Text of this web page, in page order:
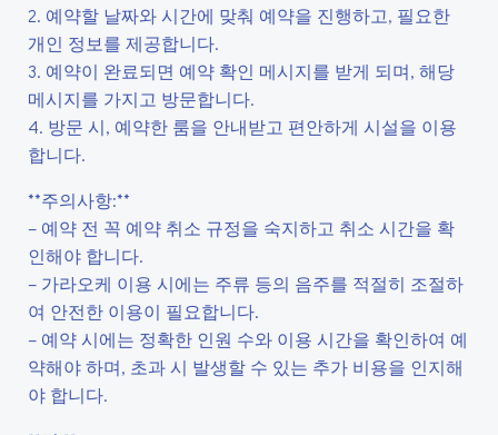
2. 예약할 날짜와 시간에 맞춰 예약을 진행하고, 필요한
개인 정보를 제공합니다.
3. 예약이 완료되면 예약 확인 메시지를 받게 되며, 해당
메시지를 가지고 방문합니다.
4. 방문 시, 예약한 룸을 안내받고 편안하게 시설을 이용
합니다.
**주의사항:**
– 예약 전 꼭 예약 취소 규정을 숙지하고 취소 시간을 확
인해야 합니다.
– 가라오케 이용 시에는 주류 등의 음주를 적절히 조절하
여 안전한 이용이 필요합니다.
– 예약 시에는 정확한 인원 수와 이용 시간을 확인하여 예
약해야 하며, 초과 시 발생할 수 있는 추가 비용을 인지해
야 합니다.